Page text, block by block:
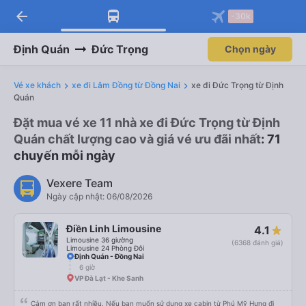
Tải app Vexere ngay!
Nhận ưu đãi thành viên độc
Mở app
Tải app Vexere
-30k/ghế khi đặt vé máy bay qua
Mở app
arrow_back -30k
Định Quán Đức Trọng Chọn ngày
Vé xe khách xe đi Lâm Đồng từ Đồng Nai
xe đi Đức Trọng từ Định
Quán
Đặt mua vé xe 11 nhà xe đi Đức Trọng từ Định
Quán chất lượng cao và giá vé ưu đãi nhất: 71
chuyến mỗi ngày
Vexere Team
Ngày cập nhật: 06/08/2026
Điền Linh Limousine
Limousine 36 giường
Limousine 24 Phòng Đôi
4.1
(6368 đánh giá)
Định Quán - Đồng Nai
6 giờ
VP Đà Lạt - Khe Sanh
Cảm ơn bạn rất nhiều. Nếu bạn muốn sử dụng xe cabin từ Phú Mỹ Hưng đi